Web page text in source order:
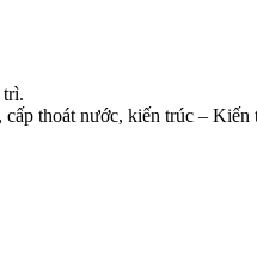
trì.
thoát nước, kiến trúc –